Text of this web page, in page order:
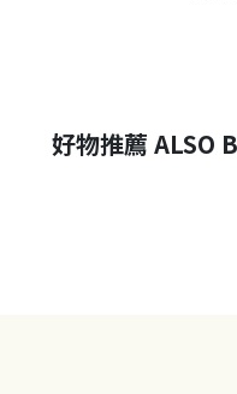
好物推薦 ALSO